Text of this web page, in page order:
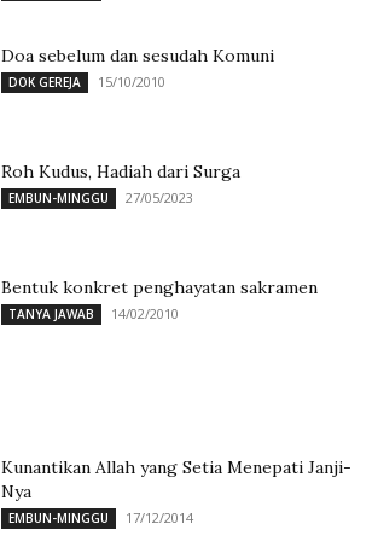
Doa sebelum dan sesudah Komuni
DOK GEREJA 15/10/2010
Roh Kudus, Hadiah dari Surga
EMBUN-MINGGU 27/05/2023
Bentuk konkret penghayatan sakramen
TANYA JAWAB 14/02/2010
Kunantikan Allah yang Setia Menepati Janji-
Nya
EMBUN-MINGGU 17/12/2014